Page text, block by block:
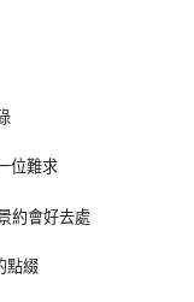
位難求
點綴